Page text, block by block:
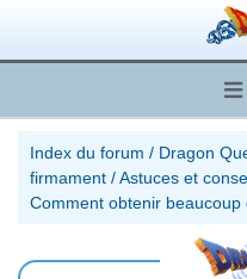
Index du forum / Dragon
firmament /Astuces et
Comment obtenir beaucoup